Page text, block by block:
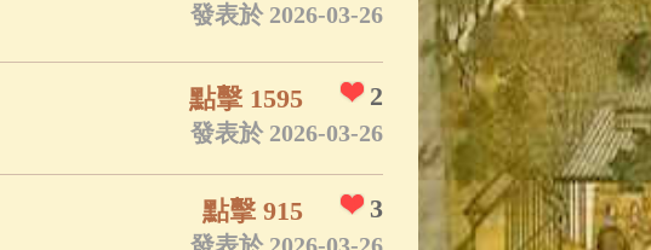
發表於 2026-03-26
2
點擊 1595
發表於 2026-03-26
3
點擊 915